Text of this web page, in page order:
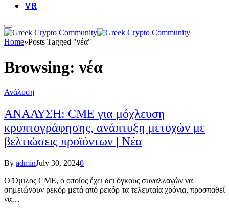
VR
Home»Posts Tagged "νέα"
Browsing: νέα
Ανάλυση
ΑΝΑΛΥΣΗ: CME για μόχλευση
κρυπτογράφησης, ανάπτυξη μετοχών με
βελτιώσεις προϊόντων | Νέα
By adminJuly 30, 20240
Ο Όμιλος CME, ο οποίος έχει δει όγκους συναλλαγών να
σημειώνουν ρεκόρ μετά από ρεκόρ τα τελευταία χρόνια, προσπαθεί
να…